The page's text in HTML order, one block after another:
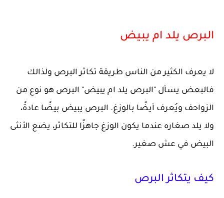
البرص يلد ام يبيض
لا يعرف الكثير من الناس طريقة تكاثر البرص ولذالك
فالبعض يسأل "البرص يلد ام يبيض" البرص هو نوع من
الزواحف ويُعرف أيضًا بالوزغ. البرص يبيض بيضًا عادةً،
ولا يلد صغاره عندما يكون الوزغ جاهزًا للتكاثر، يضع الأنثى
البيض في عش صغير.
كيف يتكاثر البرص